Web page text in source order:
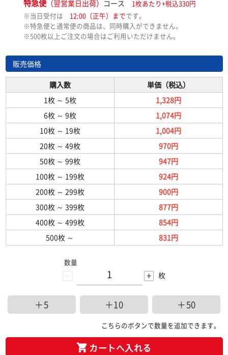
特急便（翌営業日出荷） コース
1枚あたり+税込330円
※当日受付は 12:00（正午）までです。
※特急便と通常便の商品は、同時購入ができません。
※500枚以上ご注文の場合はご利用いただけません。
販売価格
購入数
単価（税込）
1枚 ～ 5枚
1,328円
6枚 ～ 9枚
1,074円
10枚 ～ 19枚
1,004円
20枚 ～ 49枚
970円
50枚 ～ 99枚
947円
100枚 ～ 199枚
924円
200枚 ～ 299枚
900円
300枚 ～ 399枚
877円
400枚 ～ 499枚
854円
500枚 ～ 831円
-
数量
+ 枚
＋5 ＋10 ＋50
こちらのボタンで数量を追加できます。
カートへ入れる